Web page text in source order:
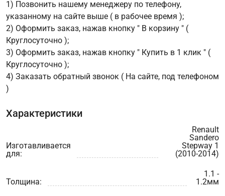
1) Позвонить нашему менеджеру по телефону,
указанному на сайте выше ( в рабочее время );
2) Оформить заказ, нажав кнопку " В корзину " (
Круглосуточно );
3) Оформить заказ, нажав кнопку " Купить в 1 клик " (
Круглосуточно );
4) Заказать обратный звонок ( На сайте, под телефоном
)
Характеристики
Изготавливается
для:
Renault
Sandero
Stepway 1
(2010-2014)
Толщина:
1.1 -
1.2мм